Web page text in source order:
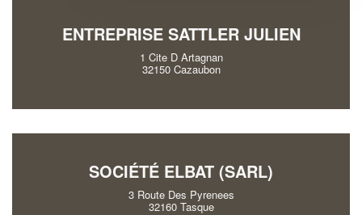
ENTREPRISE SATTLER JULIEN
1 Cite D Artagnan
32150 Cazaubon
SOCIÉTÉ ELBAT (SARL)
3 Route Des Pyrenees
32160 Tasque